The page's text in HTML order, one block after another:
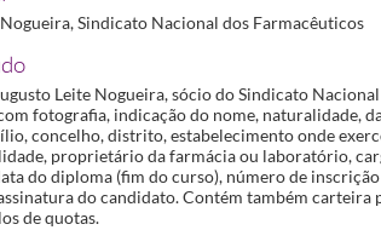
Sindicato Nacional dos Farmacêuticos
Leite Nogueira, sócio do Sindicato
fotografia, indicação do nome, naturalidade,
concelho, distrito, estabelecimento onde
proprietário da farmácia ou laboratório,
do diploma (fim do curso), número de
do candidato. Contém também carteira
de quotas.